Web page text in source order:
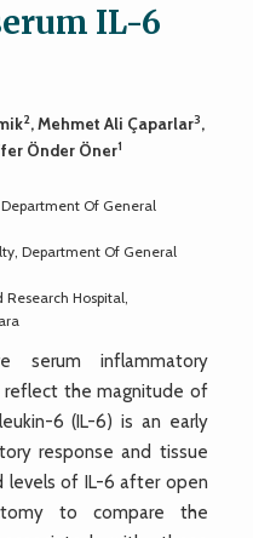
IL-6
2, Mehmet Ali Çaparlar3,
Önder Öner1
Of General
Department Of General
Research Hospital,
serum inflammatory
reflect the magnitude of
6 (IL-6) is an early
response and tissue
levels of IL-6 after open
to compare the